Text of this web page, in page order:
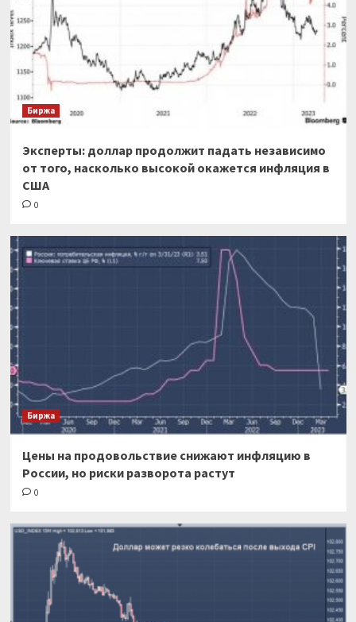
Биржа
Эксперты: доллар продолжит падать независимо
от того, насколько высокой окажется инфляция в
США
0
Биржа
Цены на продовольствие снижают инфляцию в
России, но риски разворота растут
0